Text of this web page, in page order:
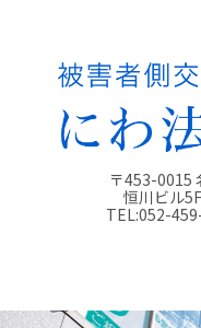
〒453-0015
恒川ビル
TEL:052-